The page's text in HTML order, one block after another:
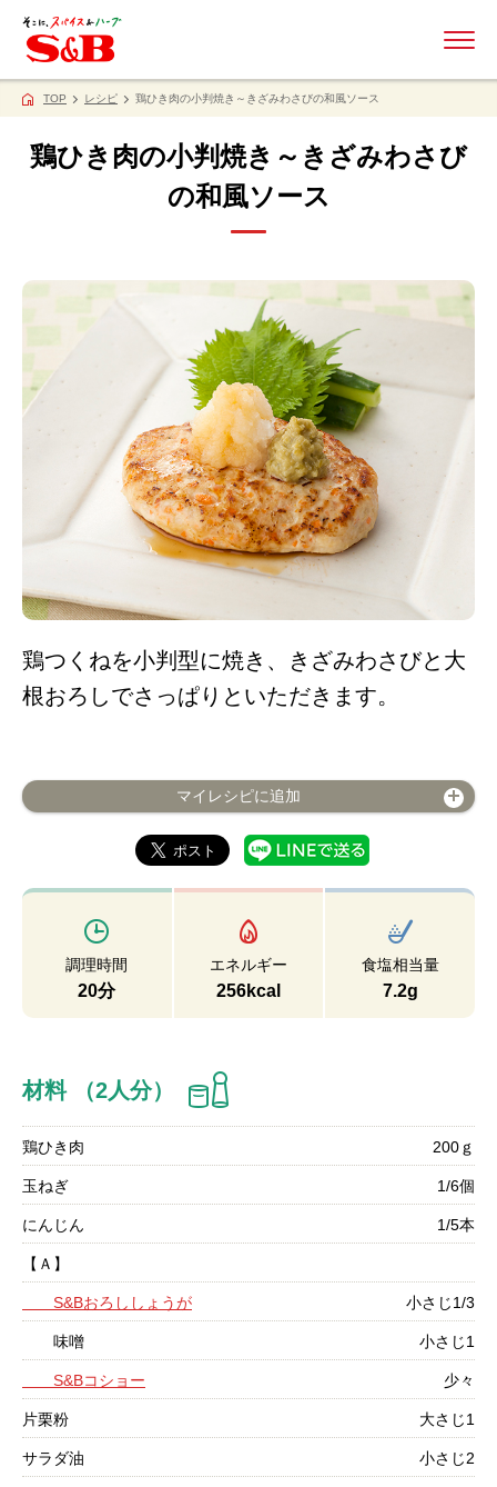
TOP レシピ 鶏ひき肉の小判焼き～きざみわさびの和風ソース
鶏ひき肉の小判焼き～きざみわさび
の和風ソース
鶏つくねを小判型に焼き、きざみわさびと大
根おろしでさっぱりといただきます。
マイレシピに追加
調理時間
20分
エネルギー
256kcal
食塩相当量
7.2g
材料 （2人分）
鶏ひき肉 200ｇ
玉ねぎ 1/6個
にんじん 1/5本
【Ａ】
S&Bおろししょうが 小さじ1/3
味噌 小さじ1
S&Bコショー 少々
片栗粉 大さじ1
サラダ油 小さじ2